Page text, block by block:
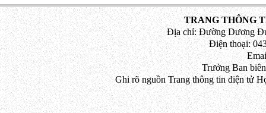
(7/1/2021)
TRANG THÔNG
Địa chỉ: Đường Dương
Điện thoại:
Trưởng Ban
Ghi rõ nguồn Trang thông tin điện tử